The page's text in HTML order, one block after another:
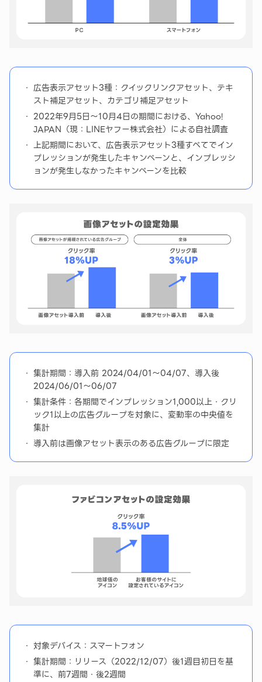
広告表示アセット3種：クイックリンクアセット、テキ
スト補足アセット、カテゴリ補足アセット
2022年9月5日〜10月4日の期間における、Yahoo!
JAPAN（現：LINEヤフー株式会社）による自社調査
上記期間において、広告表示アセット3種すべてでイン
プレッションが発生したキャンペーンと、インプレッシ
ョンが発生しなかったキャンペーンを比較
集計期間：導入前 2024/04/01〜04/07、導入後
2024/06/01〜06/07
集計条件：各期間でインプレッション1,000以上・クリ
ック1以上の広告グループを対象に、変動率の中央値を
集計
導入前は画像アセット表示のある広告グループに限定
対象デバイス：スマートフォン
集計期間：リリース（2022/12/07）後1週目初日を基
準に、前7週間・後2週間